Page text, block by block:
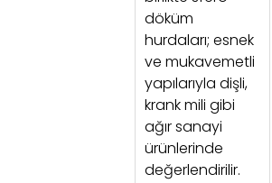
döküm
hurdaları; esnek
ve mukavemetli
yapılarıyla dişli,
krank mili gibi
ağır sanayi
ürünlerinde
değerlendirilir.